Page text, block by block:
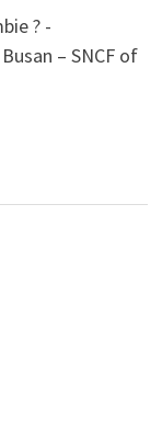
? -
– SNCF of